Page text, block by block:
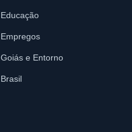
Educação
Empregos
Goiás e Entorno
Brasil